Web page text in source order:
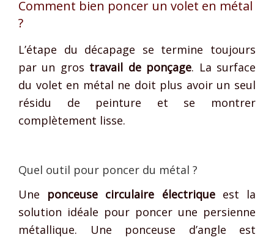
Comment bien poncer un volet en métal
?
L’étape du décapage se termine toujours
par un gros travail de ponçage. La surface
du volet en métal ne doit plus avoir un seul
résidu de peinture et se montrer
complètement lisse.
Quel outil pour poncer du métal ?
Une ponceuse circulaire électriqueest la
solution idéale pour poncer une persienne
métallique. Une ponceuse d’angle est